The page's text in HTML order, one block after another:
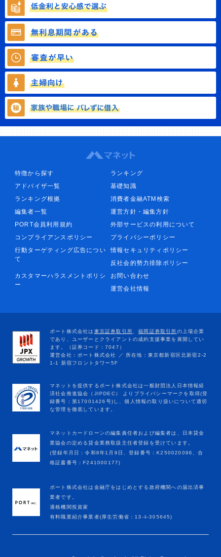
特徴から探す
ランキング
アドバイザ一覧
基礎知識
ランキング根拠
消費者金融ATM検索
編集者一覧
運営方針・編集方針
PORT会員利用規約
外部サービスの利用について
コンプライアンスポリシー
プライバシーポリシー
行動ターゲティング広告につい
て
情報セキュリティポリシー
反社会的勢力排除ポリシー
カスタマーハラスメントポリシ
ー
お問い合わせ
運営会社情報
マネットカードローンの編集責任者および編集者は、日本貸金
業協会の定める貸金業務取扱主任者登録を受けています。
(登録年月日：令和8年1月9日、登録番号：K250020096、合
格証書番号：F241000177)
ポート株式会社は金融庁をはじめとする政府機関への届出済事
業者です。
適格機関投資家
有料職業紹介事業者(厚生労働省：13-ﾕ-305645)